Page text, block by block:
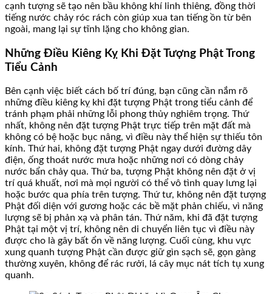
cạnh tượng sẽ tạo nên bầu không khí linh thiêng, đồng thời
tiếng nước chảy róc rách còn giúp xua tan tiếng ồn từ bên
ngoài, mang lại sự tĩnh lặng cho không gian.
Những Điều Kiêng Kỵ Khi Đặt Tượng Phật Trong
Tiểu Cảnh
Bên cạnh việc biết cách bố trí đúng, bạn cũng cần nắm rõ
những điều kiêng kỵ khi đặt tượng Phật trong tiểu cảnh để
tránh phạm phải những lỗi phong thủy nghiêm trọng. Thứ
nhất, không nên đặt tượng Phật trực tiếp trên mặt đất mà
không có bệ hoặc bục nâng, vì điều này thể hiện sự thiếu tôn
kính. Thứ hai, không đặt tượng Phật ngay dưới đường dây
điện, ống thoát nước mưa hoặc những nơi có dòng chảy
nước bẩn chảy qua. Thứ ba, tượng Phật không nên đặt ở vị
trí quá khuất, nơi mà mọi người có thể vô tình quay lưng lại
hoặc bước qua phía trên tượng. Thứ tư, không nên đặt tượng
Phật đối diện với gương hoặc các bề mặt phản chiếu, vì năng
lượng sẽ bị phản xạ và phân tán. Thứ năm, khi đã đặt tượng
Phật tại một vị trí, không nên di chuyển liên tục vì điều này
được cho là gây bất ổn về năng lượng. Cuối cùng, khu vực
xung quanh tượng Phật cần được giữ gìn sạch sẽ, gọn gàng
thường xuyên, không để rác rưởi, lá cây mục nát tích tụ xung
quanh.